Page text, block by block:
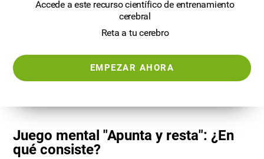
Accede a este recurso científico de entrenamiento
cerebral
Reta a tu cerebro
EMPEZAR AHORA
Juego mental "Apunta y resta": ¿En
qué consiste?